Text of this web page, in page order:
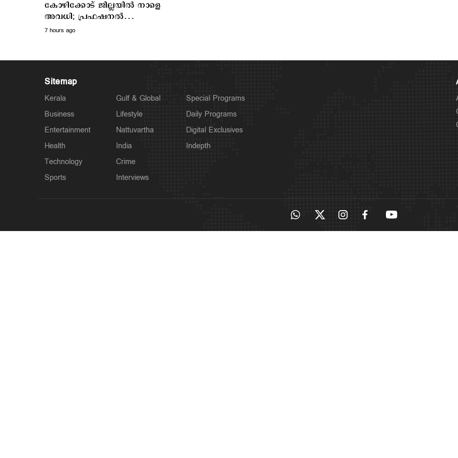
കോഴിക്കോട് ജില്ലയില്‍ നാളെ
അവധി; പ്രഫഷനല്‍
കോളജുകള്‍ക്ക് ബാധമകല്ല
7 hours ago
Sitemap
Kerala
Business
Entertainment
Health
Technology
Sports
Gulf & Global
Lifestyle
Nattuvartha
India
Crime
Interviews
Special Programs
Daily Programs
Digital Exclusives
Indepth